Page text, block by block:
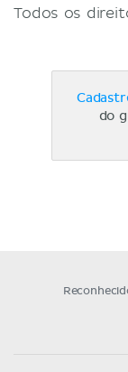
Todos os
do